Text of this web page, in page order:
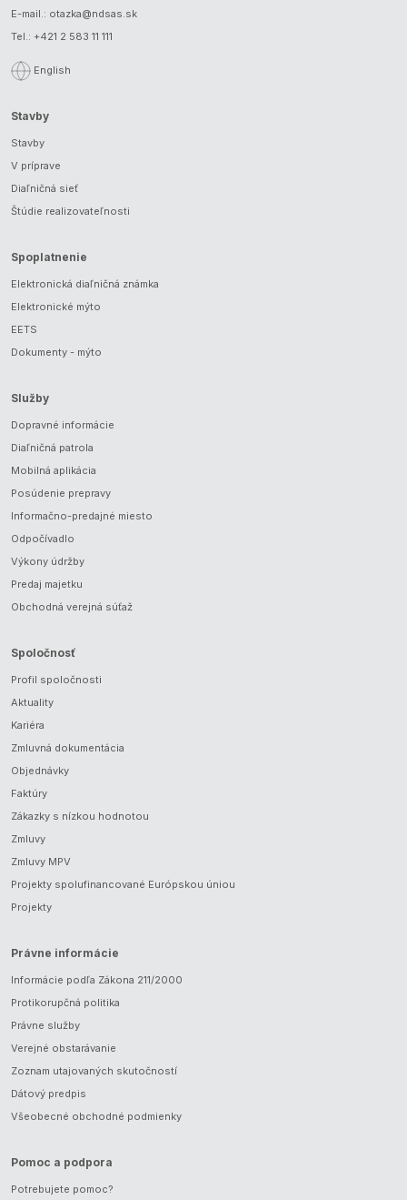
E-mail.: otazka@ndsas.sk
Tel.: +421 2 583 11 111
English
Stavby
Stavby
V príprave
Diaľničná sieť
Štúdie realizovateľnosti
Spoplatnenie
Elektronická diaľničná známka
Elektronické mýto
EETS
Dokumenty - mýto
Služby
Dopravné informácie
Diaľničná patrola
Mobilná aplikácia
Posúdenie prepravy
Informačno-predajné miesto
Odpočívadlo
Výkony údržby
Predaj majetku
Obchodná verejná súťaž
Spoločnosť
Profil spoločnosti
Aktuality
Kariéra
Zmluvná dokumentácia
Objednávky
Faktúry
Zákazky s nízkou hodnotou
Zmluvy
Zmluvy MPV
Projekty spolufinancované Európskou úniou
Projekty
Právne informácie
Informácie podľa Zákona 211/2000
Protikorupčná politika
Právne služby
Verejné obstarávanie
Zoznam utajovaných skutočností
Dátový predpis
Všeobecné obchodné podmienky
Pomoc a podpora
Potrebujete pomoc?